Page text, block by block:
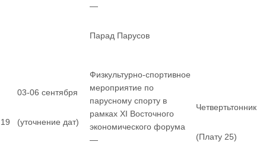
—
Парад Парусов
19
03-06 сентября
(уточнение дат)
Физкультурно-спортивное
мероприятие по
парусному спорту в
рамках XI Восточного
экономического форума
—
Четвертьтонник
(Плату 25)